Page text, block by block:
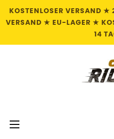
KOSTENLOSER VERSAND
VERSAND ★ EU-LAGER ★
14
Umschalten
☰